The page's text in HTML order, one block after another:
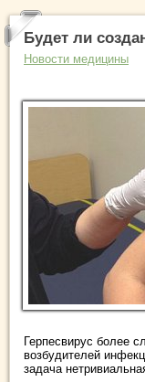
Будет ли
Новости медицины
Герпесвирус более
возбудителей
задача